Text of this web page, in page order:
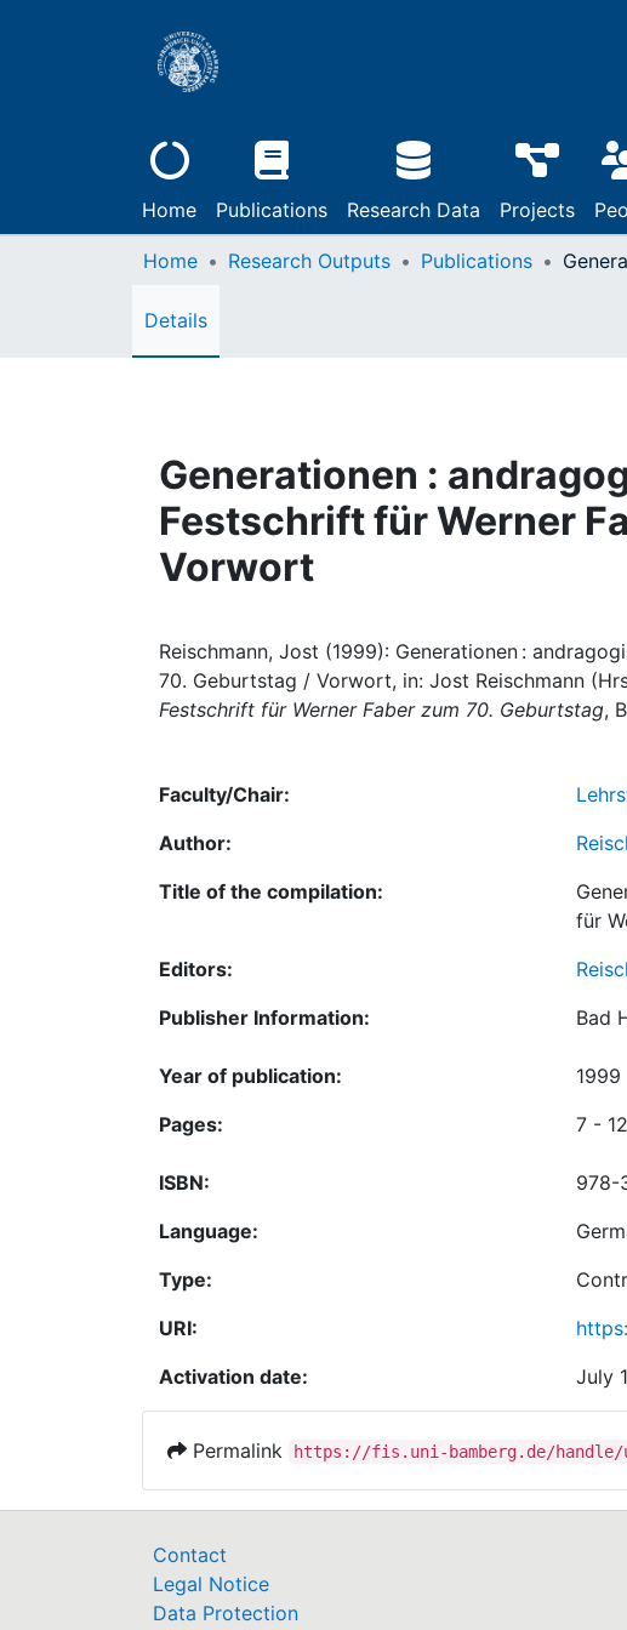
Home Publications Research Data Projects
Home Research Outputs Publications
Details
Generationen :
Festschrift für Werner
Vorwort
Reischmann, Jost (1999): Generationen :
70. Geburtstag / Vorwort, in: Jost Reischmann
Festschrift für Werner Faber zum 70. Geburtstag,
Faculty/Chair:
Author:
Title of the compilation:
für
Editors:
Publisher Information:
Bad
Year of publication:
1999
Pages:
7 - 12
ISBN:
978-
Language:
Type:
URI:
Activation date:
July
Permalink https://fis.uni-bamberg.de/handle/
Contact
Legal Notice
Data Protection